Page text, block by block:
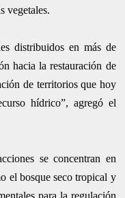
vegetales.
distribuidos en más de
hacia la restauración de
de territorios que hoy
hídrico”, agregó el
se concentran en
el bosque seco tropical y